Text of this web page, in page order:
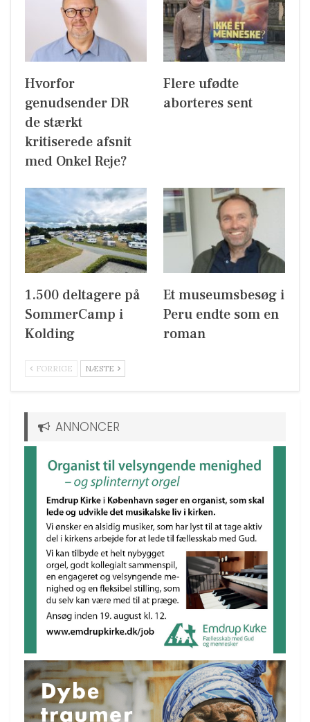
Hvorfor
genudsender DR
de stærkt
kritiserede afsnit
med Onkel Reje?
Flere ufødte
aborteres sent
1.500 deltagere på
SommerCamp i
Kolding
Et museumsbesøg i
Peru endte som en
roman
FORRIGE NÆSTE
ANNONCER